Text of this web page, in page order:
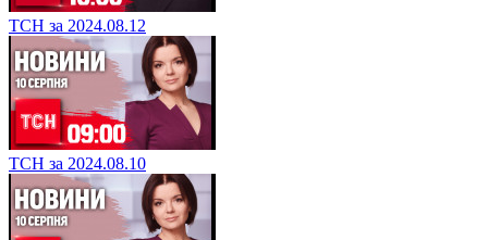
ТСН за 2024.08.12
ТСН за 2024.08.10